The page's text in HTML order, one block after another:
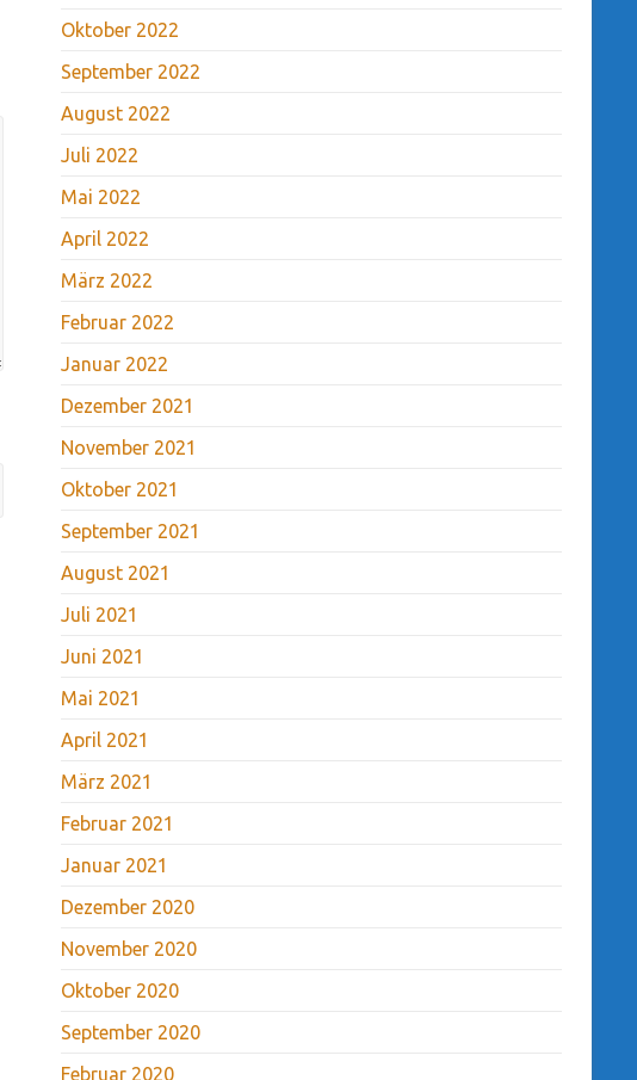
Oktober 2022
September 2022
August 2022
Juli 2022
Mai 2022
April 2022
März 2022
Februar 2022
Januar 2022
Dezember 2021
November 2021
Oktober 2021
September 2021
August 2021
Juli 2021
Juni 2021
Mai 2021
April 2021
März 2021
Februar 2021
Januar 2021
Dezember 2020
November 2020
Oktober 2020
September 2020
Februar 2020